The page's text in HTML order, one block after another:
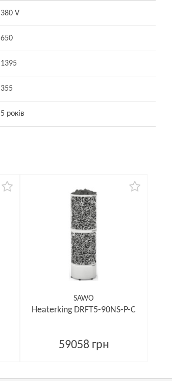
380 V
650
1395
355
5 років
SAWO
Heaterking DRFT5-90NS-P-C
59058 грн